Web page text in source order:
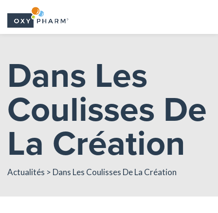
content
Dans Les
Coulisses De
La Création
Actualités > Dans Les Coulisses De La Création